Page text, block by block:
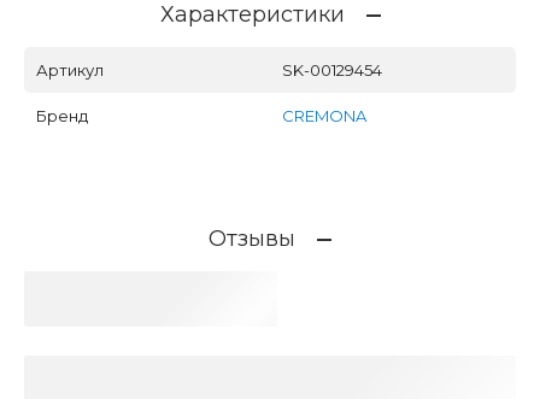
Характеристики
Артикул SK-00129454
Бренд CREMONA
Отзывы